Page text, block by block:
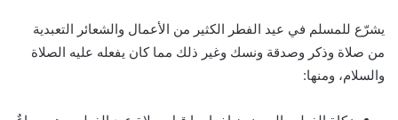
يشرّع للمسلم في عيد الفطر الكثير من الأعمال والشعائر التعبدية
من صلاة وذكر وصدقة ونسك وغير ذلك مما كان يفعله عليه الصلاة
والسلام، ومنها: